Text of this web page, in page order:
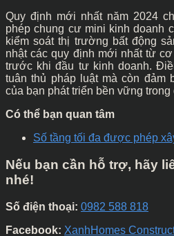
Quy định mới nhất năm 2024
phép chung cư mini kinh doanh
kiểm soát thị trường bất động
nhật các quy định mới nhất từ
trước khi đầu tư kinh doanh.
tuân thủ pháp luật mà còn đảm
của bạn phát triển bền vững trong
Có thể bạn quan tâm
Số tầng tối đa được phép
Nếu bạn cần hỗ trợ, hãy
nhé!
Số điện thoại: 0982 588 818
Facebook: XanhHomes